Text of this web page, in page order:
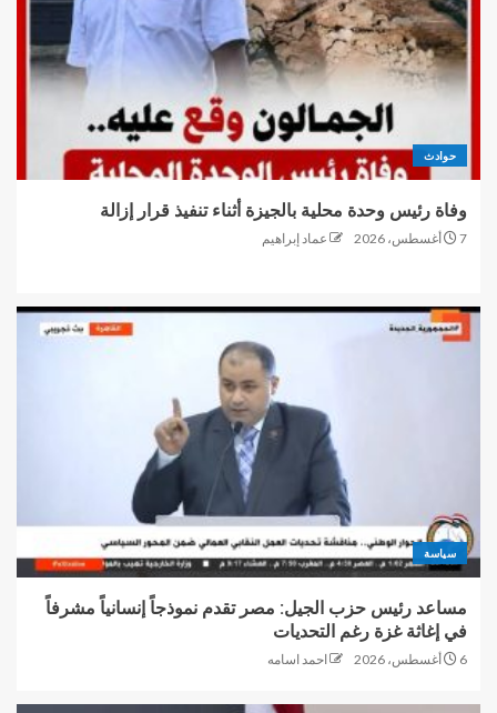
حوادث
وفاة رئيس وحدة محلية بالجيزة أثناء تنفيذ قرار إزالة
7 أغسطس، 2026 عماد إبراهيم
سياسة
مساعد رئيس حزب الجيل: مصر تقدم نموذجاً إنسانياً مشرفاً
في إغاثة غزة رغم التحديات
6 أغسطس، 2026 احمد اسامه